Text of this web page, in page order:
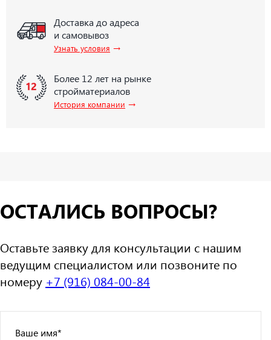
Доставка до адреса
и самовывоз
Узнать условия →
Более 12 лет на рынке
стройматериалов
История компании →
ОСТАЛИСЬ ВОПРОСЫ?
Оставьте заявку для консультации с нашим
ведущим специалистом или позвоните по
номеру +7 (916) 084-00-84
Ваше имя*